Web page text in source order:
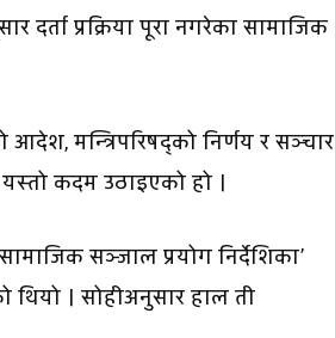
प्रक्रिया पूरा नगरेका सामाजिक
आदेश, मन्त्रिपरिषद्को निर्णय र सञ्चार
कदम उठाइएको हो ।
सञ्जाल प्रयोग निर्देशिका’
थियो । सोहीअनुसार हाल ती